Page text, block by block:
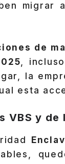
migrar
de
,
la
esta
VBS y